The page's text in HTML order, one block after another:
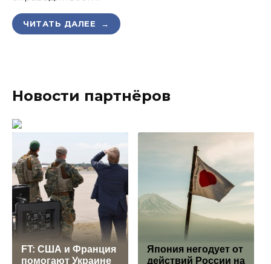
ЧИТАТЬ ДАЛЕЕ →
Новости партнёров
FT: США и Франция
помогают Украине
Япония негодует от
действий России на